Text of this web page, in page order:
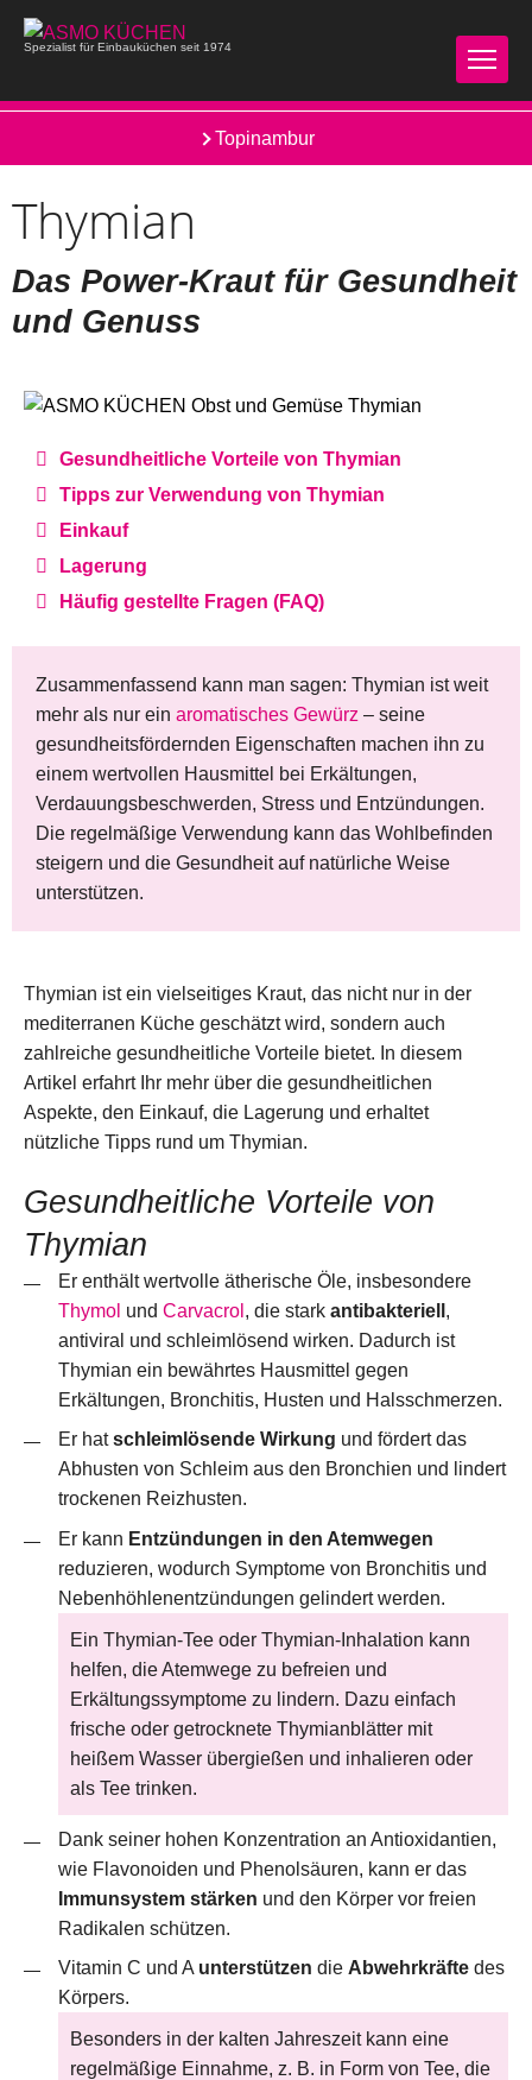
Spezialist für Einbauküchen seit 1974
Topinambur
Thymian
Das Power-Kraut für Gesundheit
und Genuss
Gesundheitliche Vorteile von Thymian
Tipps zur Verwendung von Thymian
Einkauf
Lagerung
Häufig gestellte Fragen (FAQ)
Zusammenfassend kann man sagen: Thymian ist weit
mehr als nur ein aromatisches Gewürz – seine
gesundheitsfördernden Eigenschaften machen ihn zu
einem wertvollen Hausmittel bei Erkältungen,
Verdauungsbeschwerden, Stress und Entzündungen.
Die regelmäßige Verwendung kann das Wohlbefinden
steigern und die Gesundheit auf natürliche Weise
unterstützen.
Thymian ist ein vielseitiges Kraut, das nicht nur in der
mediterranen Küche geschätzt wird, sondern auch
zahlreiche gesundheitliche Vorteile bietet. In diesem
Artikel erfahrt Ihr mehr über die gesundheitlichen
Aspekte, den Einkauf, die Lagerung und erhaltet
nützliche Tipps rund um Thymian.
Gesundheitliche Vorteile von
Thymian
Er enthält wertvolle ätherische Öle, insbesondere
Thymol und Carvacrol, die stark antibakteriell,
antiviral und schleimlösend wirken. Dadurch ist
Thymian ein bewährtes Hausmittel gegen
Erkältungen, Bronchitis, Husten und Halsschmerzen.
Er hatschleimlösende Wirkung und fördert das
Abhusten von Schleim aus den Bronchien und lindert
trockenen Reizhusten.
Er kann Entzündungen in den Atemwegen
reduzieren, wodurch Symptome von Bronchitis und
Nebenhöhlenentzündungen gelindert werden.
Ein Thymian-Tee oder Thymian-Inhalation kann
helfen, die Atemwege zu befreien und
Erkältungssymptome zu lindern. Dazu einfach
frische oder getrocknete Thymianblätter mit
heißem Wasser übergießen und inhalieren oder
als Tee trinken.
Dank seiner hohen Konzentration an Antioxidantien,
wie Flavonoiden und Phenolsäuren, kann er das
Immunsystem stärken und den Körper vor freien
Radikalen schützen.
Vitamin C und A unterstützen die Abwehrkräftedes
Körpers.
Besonders in der kalten Jahreszeit kann eine
regelmäßige Einnahme, z. B. in Form von Tee, die